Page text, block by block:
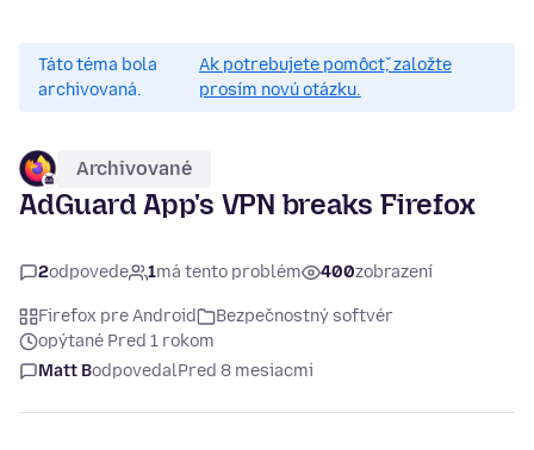
Táto téma bola
archivovaná.
Ak potrebujete pomôcť, založte
prosím novú otázku.
Archivované
AdGuard App's VPN breaks Firefox
2odpovede 1má tento problém 400zobrazení
Firefox pre Android
Bezpečnostný softvér
opýtané Pred 1 rokom
Matt BodpovedalPred 8 mesiacmi